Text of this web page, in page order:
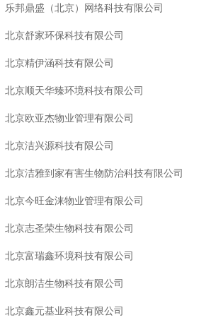
乐邦鼎盛（北京）网络科技有限公司
北京舒家环保科技有限公司
北京精伊涵科技有限公司
北京顺天华臻环境科技有限公司
北京欧亚杰物业管理有限公司
北京洁兴源科技有限公司
北京洁雅到家有害生物防治科技有限公司
北京今旺金涞物业管理有限公司
北京志圣荣生物科技有限公司
北京富瑞鑫环境科技有限公司
北京朗洁生物科技有限公司
北京鑫元基业科技有限公司